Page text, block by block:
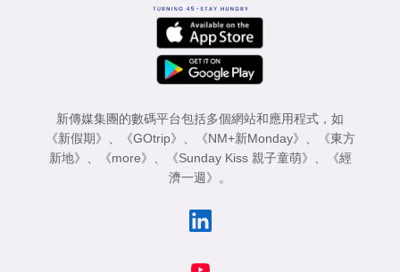
新傳媒集團的數碼平台包括多個網站和應用程式，如
《新假期》 、 《GOtrip》 、 《NM+新Monday》 、
《東方
新地》 、 《more》 、 《Sunday Kiss 親子童萌》 、
《經
濟一週》 。